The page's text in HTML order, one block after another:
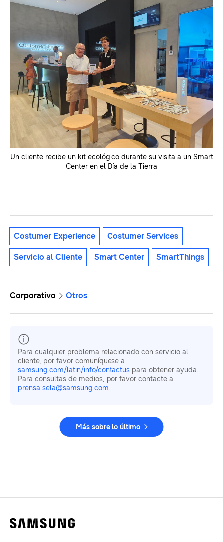
Un cliente recibe un kit ecológico durante su visita a un Smart
Center en el Día de la Tierra
Costumer Experience Costumer Services
Servicio al Cliente Smart Center SmartThings
Corporativo Otros
Para cualquier problema relacionado con servicio al
cliente, por favor comuníquese a
samsung.com/latin/info/contactus para obtener ayuda.
Para consultas de medios, por favor contacte a
prensa.sela@samsung.com.
Más sobre lo último